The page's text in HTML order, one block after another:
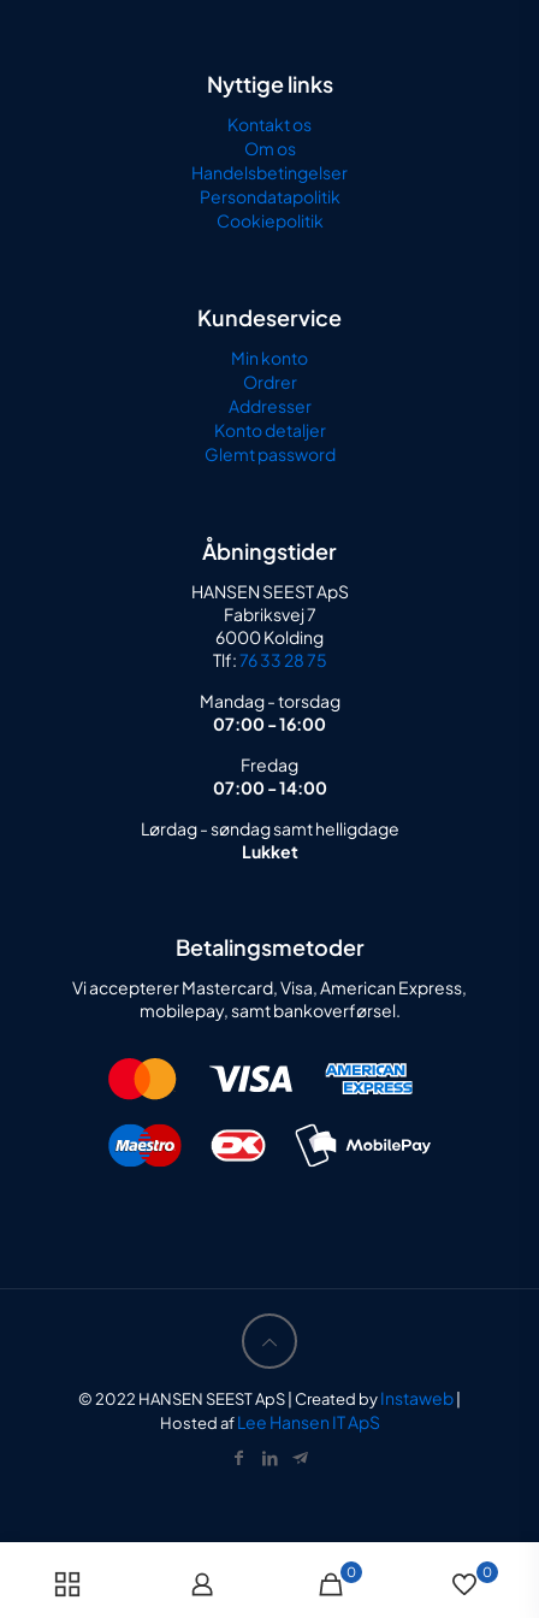
Nyttige links
Kontakt os
Om os
Handelsbetingelser
Persondatapolitik
Cookiepolitik
Kundeservice
Min konto
Ordrer
Addresser
Konto detaljer
Glemt password
Åbningstider
HANSEN SEEST ApS
Fabriksvej 7
6000 Kolding
Tlf:76 33 28 75
Mandag - torsdag
07:00 - 16:00
Fredag
07:00 - 14:00
Lørdag - søndag samt helligdage
Lukket
Betalingsmetoder
Vi accepterer Mastercard, Visa, American Express,
mobilepay, samt bankoverførsel.
© 2022 HANSEN SEEST ApS | Created byInstaweb
Hosted afLee Hansen IT ApS
0 0